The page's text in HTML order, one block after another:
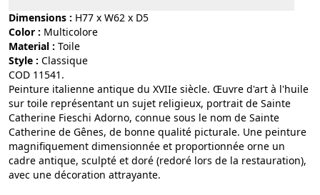
Dimensions : H77 x W62 x D5
Color :
multicolore
Material :
toile
Style :
classique
COD 11541.
Peinture italienne antique du XVIIe siècle. Œuvre d'art à l'huile
sur toile représentant un sujet religieux, portrait de Sainte
Catherine Fieschi Adorno, connue sous le nom de Sainte
Catherine de Gênes, de bonne qualité picturale. Une peinture
magnifiquement dimensionnée et proportionnée orne un
cadre antique, sculpté et doré (redoré lors de la restauration),
avec une décoration attrayante.